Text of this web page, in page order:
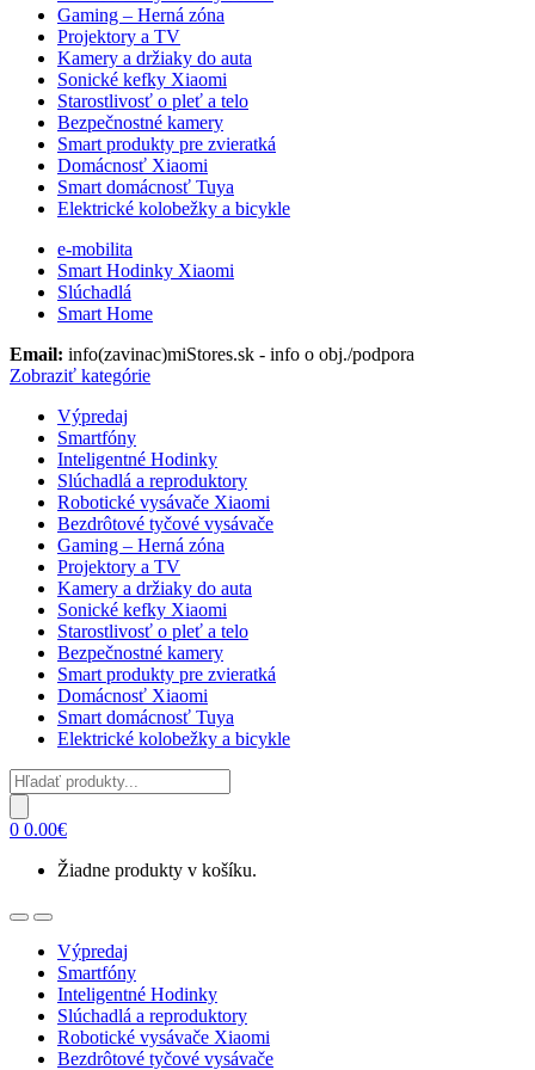
Gaming – Herná zóna
Projektory a TV
Kamery a držiaky do auta
Sonické kefky Xiaomi
Starostlivosť o pleť a telo
Bezpečnostné kamery
Smart produkty pre zvieratká
Domácnosť Xiaomi
Smart domácnosť Tuya
Elektrické kolobežky a bicykle
e-mobilita
Smart Hodinky Xiaomi
Slúchadlá
Smart Home
Email: info(zavinac)miStores.sk - info o obj./podpora
Zobraziť kategórie
Výpredaj
Smartfóny
Inteligentné Hodinky
Slúchadlá a reproduktory
Robotické vysávače Xiaomi
Bezdrôtové tyčové vysávače
Gaming – Herná zóna
Projektory a TV
Kamery a držiaky do auta
Sonické kefky Xiaomi
Starostlivosť o pleť a telo
Bezpečnostné kamery
Smart produkty pre zvieratká
Domácnosť Xiaomi
Smart domácnosť Tuya
Elektrické kolobežky a bicykle
Products
search
0 0.00€
Žiadne produkty v košíku.
OpenClose
Výpredaj
Smartfóny
Inteligentné Hodinky
Slúchadlá a reproduktory
Robotické vysávače Xiaomi
Bezdrôtové tyčové vysávače